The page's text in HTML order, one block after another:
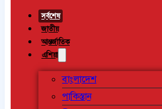
সর্বশেষ
জাতীয়
আন্তর্জাতিক
এশিয়া
বাংলাদেশ
পাকিস্তান